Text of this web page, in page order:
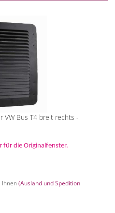
VW Bus T4 breit rechts -
für die Originalfenster.
Ihnen (Ausland und Spedition